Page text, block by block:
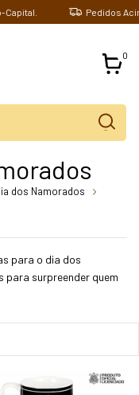
Pedidos Acima
0
dos Namorados
para o dia dos
surpreender quem